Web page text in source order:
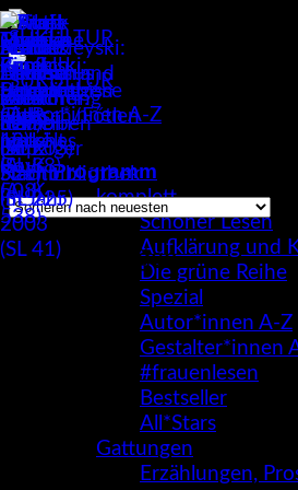
Zum
Inhalt
springen
Programm
komplett
Schöner Lesen
Aufklärung und
Die grüne Reihe
Spezial
Autor*innen A-Z
Gestalter*innen
#frauenlesen
Bestseller
All*Stars
Gattungen
Erzählungen,
Autor*innen A-Z
Alle 2 Ergebnisse werden
Selim Özdoğan